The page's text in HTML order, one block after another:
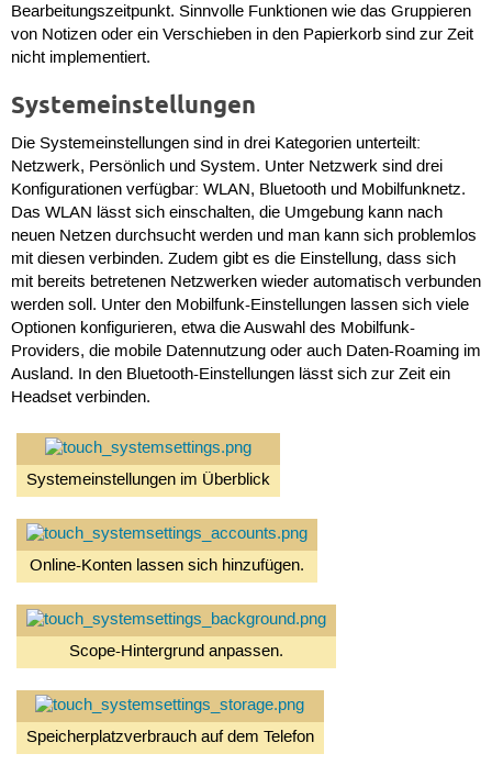
Bearbeitungszeitpunkt. Sinnvolle Funktionen wie das Gruppieren
von Notizen oder ein Verschieben in den Papierkorb sind zur Zeit
nicht implementiert.
Systemeinstellungen
Die Systemeinstellungen sind in drei Kategorien unterteilt:
Netzwerk, Persönlich und System. Unter Netzwerk sind drei
Konfigurationen verfügbar: WLAN, Bluetooth und Mobilfunknetz.
Das WLAN lässt sich einschalten, die Umgebung kann nach
neuen Netzen durchsucht werden und man kann sich problemlos
mit diesen verbinden. Zudem gibt es die Einstellung, dass sich
mit bereits betretenen Netzwerken wieder automatisch verbunden
werden soll. Unter den Mobilfunk-Einstellungen lassen sich viele
Optionen konfigurieren, etwa die Auswahl des Mobilfunk-
Providers, die mobile Datennutzung oder auch Daten-Roaming im
Ausland. In den Bluetooth-Einstellungen lässt sich zur Zeit ein
Headset verbinden.
Systemeinstellungen im Überblick
Online-Konten lassen sich hinzufügen.
Scope-Hintergrund anpassen.
Speicherplatzverbrauch auf dem Telefon